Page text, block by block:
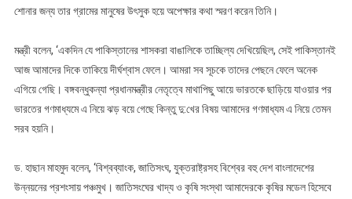
শোনার জন্য তার গ্রামের মানুষের উৎসুক হয়ে অপেক্ষার কথা স্মরণ করেন তিনি।
মন্ত্রী বলেন, ‘একদিন যে পাকিস্তানের শাসকরা বাঙালিকে তাচ্ছিল্য দেখিয়েছিল, সেই পাকিস্তানই
আজ আমাদের দিকে তাকিয়ে দীর্ঘশ্বাস ফেলে। আমরা সব সূচকে তাদের পেছনে ফেলে অনেক
এগিয়ে গেছি। বঙ্গবন্ধুকন্যা প্রধানমন্ত্রীর নেতৃত্বে মাথাপিছু আয়ে ভারতকে ছাড়িয়ে যাওয়ার পর
ভারতের গণমাধ্যমে এ নিয়ে ঝড় বয়ে গেছে কিন্তু দু:খের বিষয় আমাদের গণমাধ্যম এ নিয়ে তেমন
সরব হয়নি।
ড. হাছান মাহমুদ বলেন, ‘বিশ্বব্যাংক, জাতিসংঘ, যুক্তরাষ্ট্রসহ বিশ্বের বহু দেশ বাংলাদেশের
উন্নয়নের প্রশংসায় পঞ্চমুখ। জাতিসংঘের খাদ্য ও কৃষি সংস্থা আমাদেরকে কৃষির মডেল হিসেবে